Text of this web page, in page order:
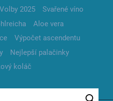
Volby 2025
Svařené víno
Aloe vera
Výpočet ascendentu
Nejlepší palačinky
koláč